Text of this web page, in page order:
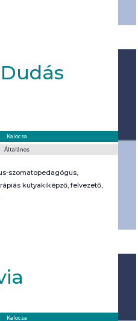
Kalocsa
Általános
szomatopedagógus,
kutyakiképző, felvezető,
Kalocsa